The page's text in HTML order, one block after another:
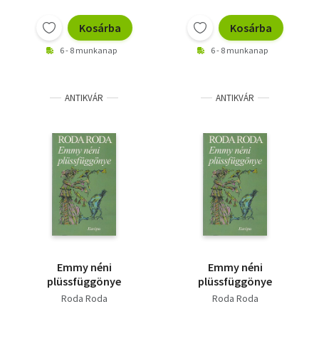
Kosárba
6 - 8 munkanap
Kosárba
6 - 8 munkanap
ANTIKVÁR
Emmy néni
plüssfüggönye
Roda Roda
ANTIKVÁR
Emmy néni
plüssfüggönye
Roda Roda